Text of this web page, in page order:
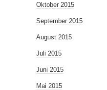
Oktober 2015
September 2015
August 2015
Juli 2015
Juni 2015
Mai 2015